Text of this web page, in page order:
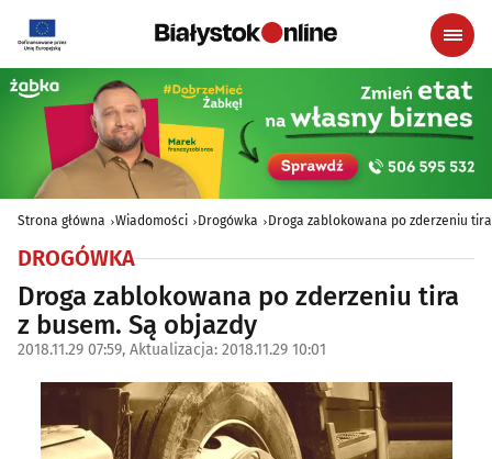
Strona główna Wiadomości Drogówka Droga zablokowana po zderzeniu
DROGÓWKA
Droga zablokowana po zderzeniu tira
z busem. Są objazdy
2018.11.29 07:59, Aktualizacja: 2018.11.29 10:01